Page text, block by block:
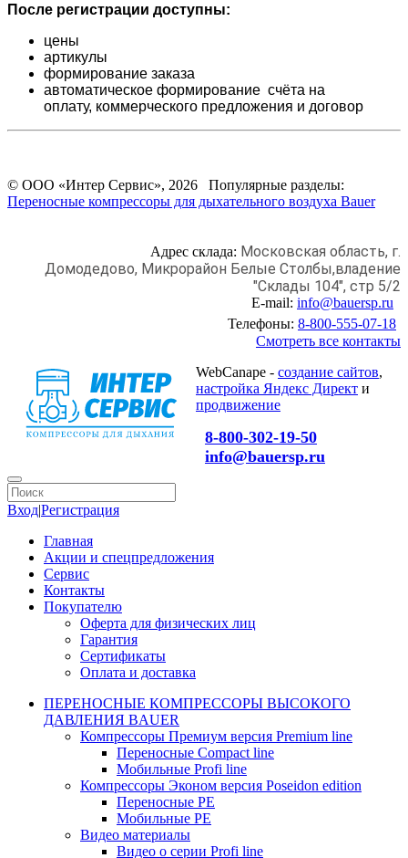
После регистрации доступны:
цены
артикулы
формирование заказа
автоматическое формирование счёта на
оплату, коммерческого предложения и договор
© ООО «Интер Сервис», 2026 Популярные разделы:
Переносные компрессоры для дыхательного воздуха Bauer
Адрес склада: Московская область, г.
Домодедово, Микрорайон Белые Столбы,владение
"Склады 104", стр 5/2
E-mail: info@bauersp.ru
Телефоны: 8-800-555-07-18
Смотреть все контакты
WebCanape - создание сайтов,
настройка Яндекс Директ и
продвижение
8-800-302-19-50
info@bauersp.ru
Вход|Регистрация
Главная
Акции и спецпредложения
Сервис
Контакты
Покупателю
Оферта для физических лиц
Гарантия
Сертификаты
Оплата и доставка
ПЕРЕНОСНЫЕ КОМПРЕССОРЫ ВЫСОКОГО
ДАВЛЕНИЯ BAUER
Компрессоры Премиум версия Premium line
Переносные Compact line
Мобильные Profi line
Компрессоры Эконом версия Poseidon edition
Переносные PE
Мобильные PE
Видео материалы
Видео о серии Profi line